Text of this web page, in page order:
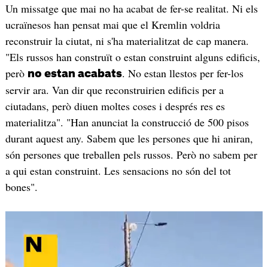
Un missatge que mai no ha acabat de fer-se realitat. Ni els
ucraïnesos han pensat mai que el Kremlin voldria
reconstruir la ciutat, ni s'ha materialitzat de cap manera.
"Els russos han construït o estan construint alguns edificis,
però no estan acabats. No estan llestos per fer-los
servir ara. Van dir que reconstruirien edificis per a
ciutadans, però diuen moltes coses i després res es
materialitza". "Han anunciat la construcció de 500 pisos
durant aquest any. Sabem que les persones que hi aniran,
són persones que treballen pels russos. Però no sabem per
a qui estan construint. Les sensacions no són del tot
bones".